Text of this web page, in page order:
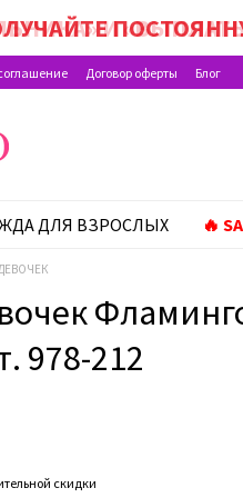
И
Договор оферты Блог
ДЛЯ ВЗРОСЛЫХ 🔥
978-212
скидки